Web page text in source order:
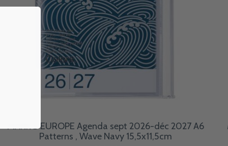
MARK'S EUROPE Agenda sept 2026-déc 2027 A6
Patterns , Wave Navy 15,5x11,5cm